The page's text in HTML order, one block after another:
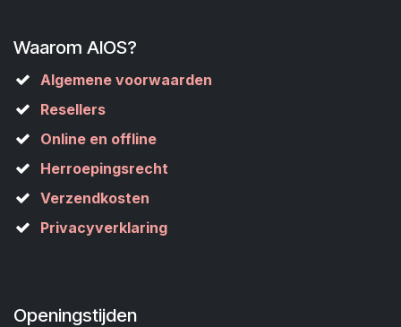
Waarom AIOS?
Algemene voorwaarden
Resellers
Online en offline
Herroepingsrecht
Verzendkosten
Privacyverklaring
Openingstijden